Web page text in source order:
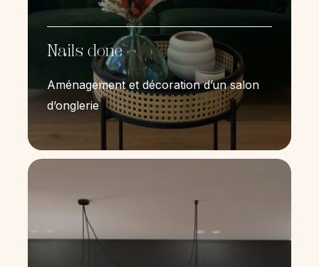
Nails done
Aménagement et décoration d’un salon
d’onglerie